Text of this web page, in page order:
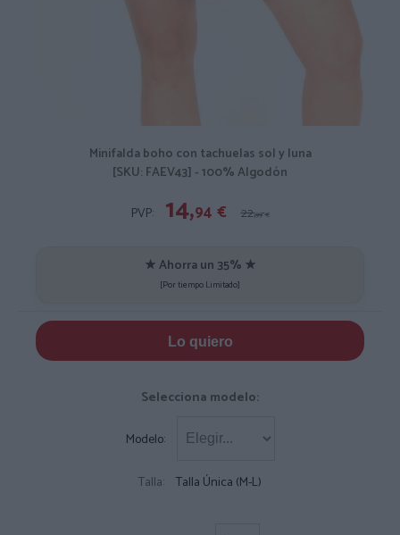
Minifalda boho con tachuelas sol y luna
[SKU: FAEV43] - 100% Algodón
PVP:
14,94 € 22,99 €
★ Ahorra un 35% ★
[Por tiempo Limitado]
Lo quiero
Selecciona modelo:
Modelo:
Talla: Talla Única (M-L)